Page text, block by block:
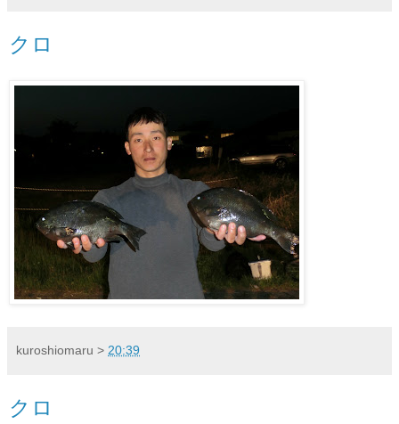
クロ
kuroshiomaru > 20:39
クロ